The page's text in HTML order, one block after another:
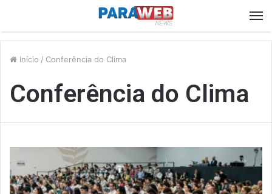
Início / Conferência do Clima
Conferência do Clima